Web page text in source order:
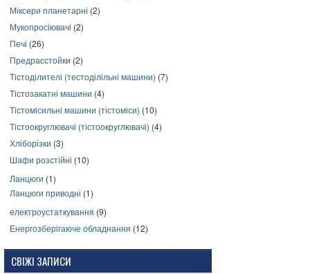
Міксери планетарні (2)
Мукопросіювачі (2)
Печі (26)
Предрасстойки (2)
Тістоділителі (тестоділільні машини) (7)
Тістозакатні машини (4)
Тістомісильні машини (тістоміси) (10)
Тістоокруглювачі (тістоокруглювачі) (4)
Хліборізки (3)
Шафи розстійні (10)
Ланцюги (1)
Ланцюги приводні (1)
електроустаткування (9)
Енергозберігаюче обладнання (12)
СВІЖІ ЗАПИСИ